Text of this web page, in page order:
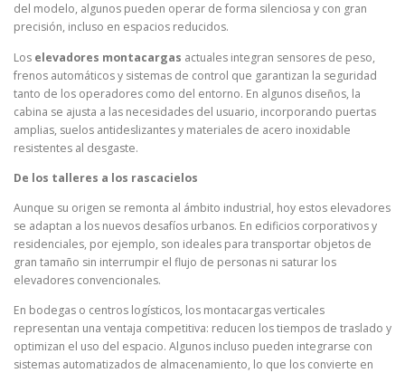
del modelo, algunos pueden operar de forma silenciosa y con gran
precisión, incluso en espacios reducidos.
Los elevadores montacargas actuales integran sensores de peso,
frenos automáticos y sistemas de control que garantizan la seguridad
tanto de los operadores como del entorno. En algunos diseños, la
cabina se ajusta a las necesidades del usuario, incorporando puertas
amplias, suelos antideslizantes y materiales de acero inoxidable
resistentes al desgaste.
De los talleres a los rascacielos
Aunque su origen se remonta al ámbito industrial, hoy estos elevadores
se adaptan a los nuevos desafíos urbanos. En edificios corporativos y
residenciales, por ejemplo, son ideales para transportar objetos de
gran tamaño sin interrumpir el flujo de personas ni saturar los
elevadores convencionales.
En bodegas o centros logísticos, los montacargas verticales
representan una ventaja competitiva: reducen los tiempos de traslado y
optimizan el uso del espacio. Algunos incluso pueden integrarse con
sistemas automatizados de almacenamiento, lo que los convierte en